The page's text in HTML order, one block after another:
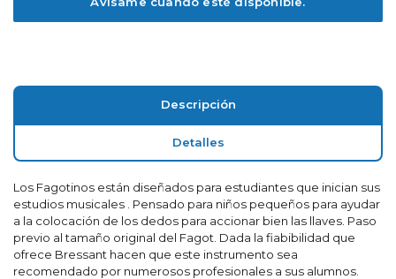
Descripción
Detalles
Los Fagotinos están diseñados para estudiantes que inician sus
estudios musicales . Pensado para niños pequeños para ayudar
a la colocación de los dedos para accionar bien las llaves. Paso
previo al tamaño original del Fagot. Dada la fiabibilidad que
ofrece Bressant hacen que este instrumento sea
recomendado por numerosos profesionales a sus alumnos.